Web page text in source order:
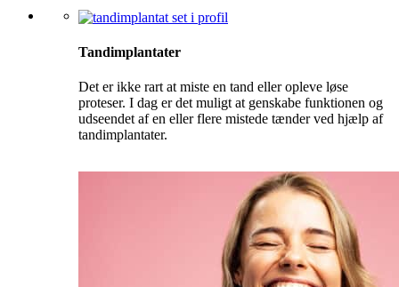
Tandimplantater
Det er ikke rart at miste en tand eller opleve løse
proteser. I dag er det muligt at genskabe funktionen og
udseendet af en eller flere mistede tænder ved hjælp af
tandimplantater.